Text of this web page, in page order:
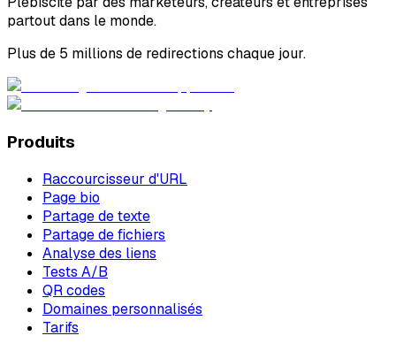
partout dans le monde.
Plus de 5 millions de redirections chaque jour.
Produits
Raccourcisseur d'URL
Page bio
Partage de texte
Partage de fichiers
Analyse des liens
Tests A/B
QR codes
Domaines personnalisés
Tarifs